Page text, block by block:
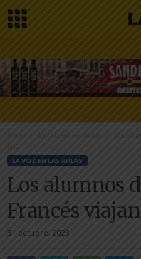
Inicio La Voz en las Aulas
Los
Luz
LA VOZ EN LAS AULAS
Los alumnos
Francés
31 octubre, 2023